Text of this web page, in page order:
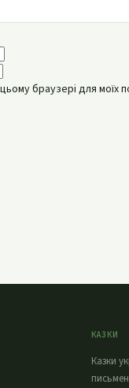
браузері для моїх
КАЗКИ
Казки